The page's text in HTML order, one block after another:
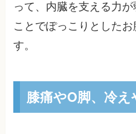
って、内臓を支える力
ことでぽっこりとした
す。
膝痛やO脚、冷